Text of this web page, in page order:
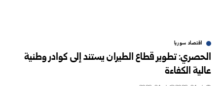
اقتصاد سوريا
الحصري: تطوير قطاع الطيران يستند إلى كوادر وطنية
عالية الكفاءة